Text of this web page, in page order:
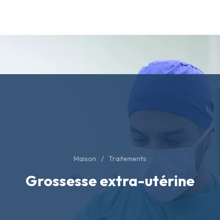
Maison Traitements
Grossesse extra-utérine